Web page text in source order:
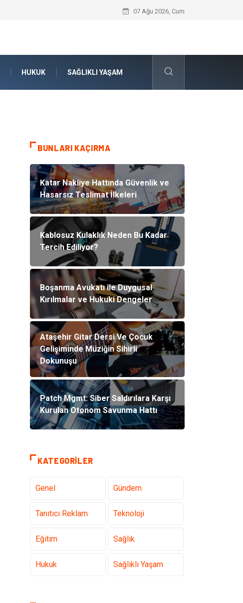
Boşanma Avukatı ile Duygusal
07 Ağu 2026, Cum
HUKUK SAĞLIKLI YAŞAM
BUNLARI KAÇIRMA
Katar Nakliye Hattında Güvenlik ve
Hasarsız Teslimat İlkeleri
Kablosuz Kulaklık Neden Bu Kadar
Tercih Ediliyor?
Boşanma Avukatı ile Duygusal
Kırılmalar ve Hukuki Dengeler
Ataşehir Gitar Dersi Ve Çocuk
Gelişiminde Müziğin Sihirli
Dokunuşu
Patch Mgmt: Siber Saldırılara Karşı
Kurulan Otonom Savunma Hattı
KATEGORILER
Genel Gündem
Tanıtıcı Reklam Teknoloji
Eğitim Sağlık
Hukuk Sağlıklı Yaşam